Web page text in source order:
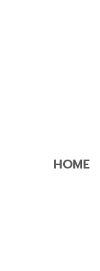
HOME